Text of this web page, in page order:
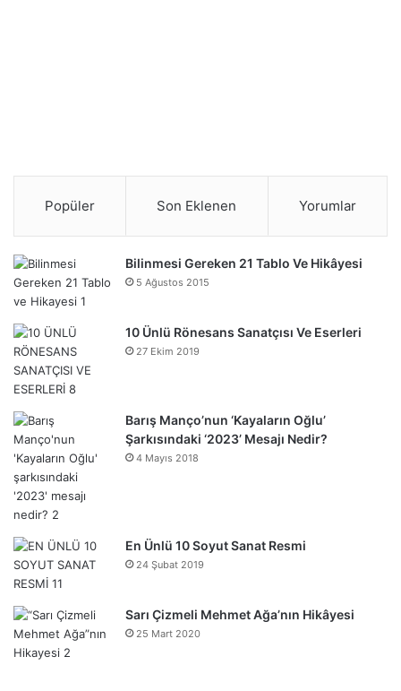
Popüler Son Eklenen Yorumlar
Bilinmesi Gereken 21 Tablo Ve Hikâyesi
5 Ağustos 2015
10 Ünlü Rönesans Sanatçısı Ve Eserleri
27 Ekim 2019
Barış Manço’nun ‘Kayaların Oğlu’
Şarkısındaki ‘2023’ Mesajı Nedir?
4 Mayıs 2018
En Ünlü 10 Soyut Sanat Resmi
24 Şubat 2019
Sarı Çizmeli Mehmet Ağa’nın Hikâyesi
25 Mart 2020